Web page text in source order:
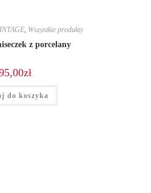
, Wszystkie produkty
z porcelany
zł
do koszyka